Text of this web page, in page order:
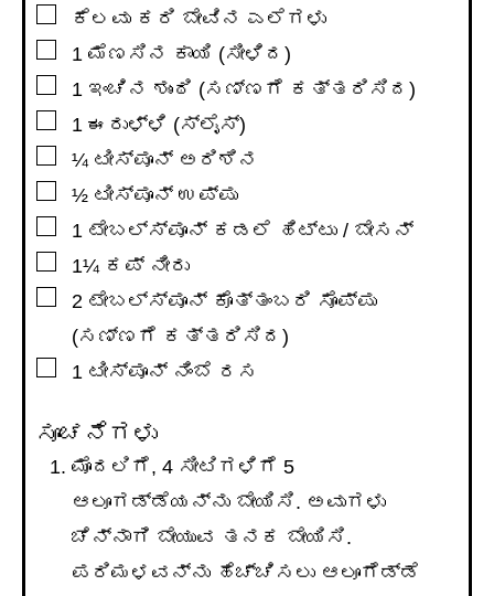
ಕೆಲವು ಕರಿ ಬೇವಿನ ಎಲೆಗಳು
▢1 ಮೆಣಸಿನ ಕಾಯಿ (ಸೀಳಿದ)
▢1 ಇಂಚಿನ ಶುಂಠಿ (ಸಣ್ಣಗೆ ಕತ್ತರಿಸಿದ)
▢1 ಈರುಳ್ಳಿ (ಸ್ಲೈಸ್)
▢¼ ಟೀಸ್ಪೂನ್ ಅರಿಶಿನ
▢½ ಟೀಸ್ಪೂನ್ ಉಪ್ಪು
▢1 ಟೇಬಲ್ಸ್ಪೂನ್ ಕಡಲೆ ಹಿಟ್ಟು / ಬೇಸನ್
▢1¼ ಕಪ್ ನೀರು
▢2 ಟೇಬಲ್ಸ್ಪೂನ್ ಕೊತ್ತಂಬರಿ ಸೊಪ್ಪು
(ಸಣ್ಣಗೆ ಕತ್ತರಿಸಿದ)
▢1 ಟೀಸ್ಪೂನ್ ನಿಂಬೆ ರಸ
ಸೂಚನೆಗಳು
ಮೊದಲಿಗೆ, 4 ಸೀಟಿಗಳಿಗೆ 5
ಆಲೂಗಡ್ಡೆಯನ್ನು ಬೇಯಿಸಿ. ಅವುಗಳು
ಚೆನ್ನಾಗಿ ಬೇಯುವ ತನಕ ಬೇಯಿಸಿ.
ಪರಿಮಳವನ್ನು ಹೆಚ್ಚಿಸಲು ಆಲೂಗೆಡ್ಡೆ